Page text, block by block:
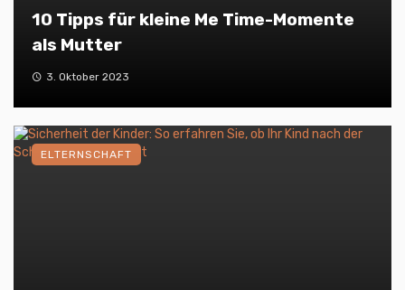
10 Tipps für kleine Me Time-Momente
als Mutter
3. Oktober 2023
ELTERNSCHAFT